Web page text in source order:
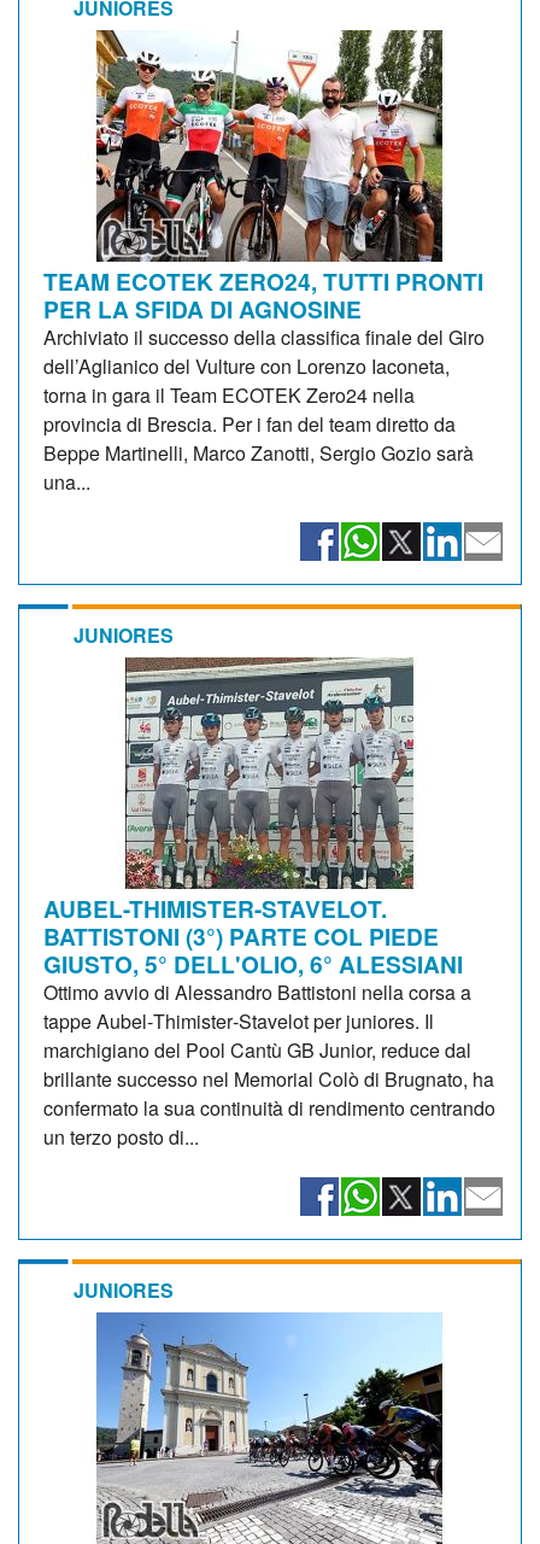
JUNIORES
TEAM ECOTEK ZERO24, TUTTI PRONTI
PER LA SFIDA DI AGNOSINE
Archiviato il successo della classifica finale del Giro
dell’Aglianico del Vulture con Lorenzo Iaconeta,
torna in gara il Team ECOTEK Zero24 nella
provincia di Brescia. Per i fan del team diretto da
Beppe Martinelli, Marco Zanotti, Sergio Gozio sarà
una...
JUNIORES
AUBEL-THIMISTER-STAVELOT.
BATTISTONI (3°) PARTE COL PIEDE
GIUSTO, 5° DELL'OLIO, 6° ALESSIANI
Ottimo avvio di Alessandro Battistoni nella corsa a
tappe Aubel‑Thimister‑Stavelot per juniores. Il
marchigiano del Pool Cantù GB Junior, reduce dal
brillante successo nel Memorial Colò di Brugnato, ha
confermato la sua continuità di rendimento centrando
un terzo posto di...
JUNIORES